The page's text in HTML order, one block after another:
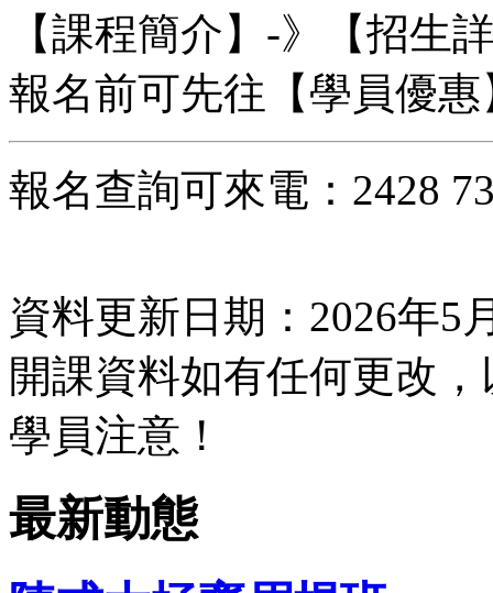
【課程簡介】-》【招生
報名前可先往【學員優惠
報名查詢可來電：2428
資料更新日期：2026年5
開課資料如有任何更改
學員注意！
最新動態